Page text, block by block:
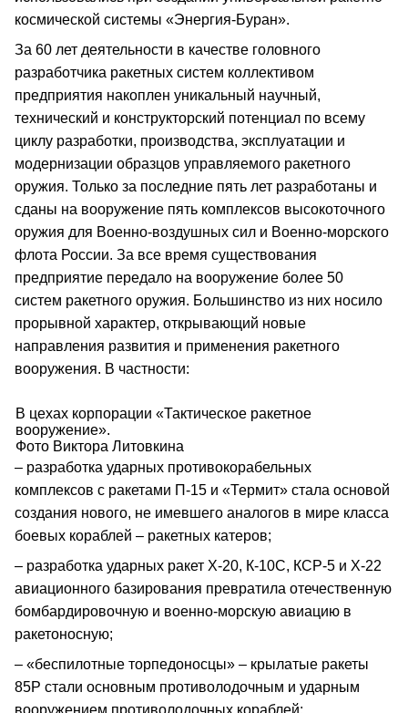
космической системы «Энергия-Буран».
За 60 лет деятельности в качестве головного
разработчика ракетных систем коллективом
предприятия накоплен уникальный научный,
технический и конструкторский потенциал по всему
циклу разработки, производства, эксплуатации и
модернизации образцов управляемого ракетного
оружия. Только за последние пять лет разработаны и
сданы на вооружение пять комплексов высокоточного
оружия для Военно-воздушных сил и Военно-морского
флота России. За все время существования
предприятие передало на вооружение более 50
систем ракетного оружия. Большинство из них носило
прорывной характер, открывающий новые
направления развития и применения ракетного
вооружения. В частности:
В цехах корпорации «Тактическое ракетное
вооружение».
Фото Виктора Литовкина
– разработка ударных противокорабельных
комплексов с ракетами П-15 и «Термит» стала основой
создания нового, не имевшего аналогов в мире класса
боевых кораблей – ракетных катеров;
– разработка ударных ракет Х-20, К-10С, КСР-5 и Х-22
авиационного базирования превратила отечественную
бомбардировочную и военно-морскую авиацию в
ракетоносную;
– «беспилотные торпедоносцы» – крылатые ракеты
85Р стали основным противолодочным и ударным